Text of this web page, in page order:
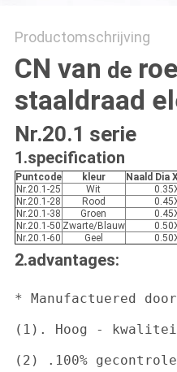
Productomschrijving
CN van de
staaldraad
Nr.20.1 serie
1.specification
Puntcode kleur Naald Dia
Nr.20.1-25
Wit
Nr.20.1-28
Rood
Nr.20.1-38
Groen
Nr.20.1-50 Zwarte/Blauw
Nr.20.1-60
Geel
2.advantages:
* Manufactuered
(1). Hoog -
(2) .100%